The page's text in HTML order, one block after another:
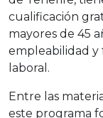
cualificación
mayores de 45
empleabilidad y
laboral.
Entre las
este programa